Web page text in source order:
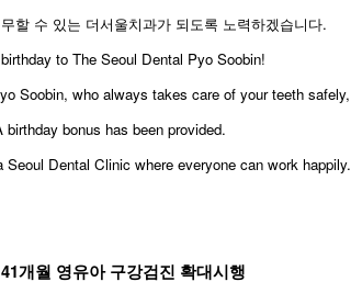
할 수 있는 더서울치과가 되도록 노력하겠습니다.
to The Seoul Dental Pyo Soobin!
Soobin, who always takes care of your teeth safely,
birthday bonus has been provided.
Dental Clinic where everyone can work happily.
개월 영유아 구강검진 확대시행